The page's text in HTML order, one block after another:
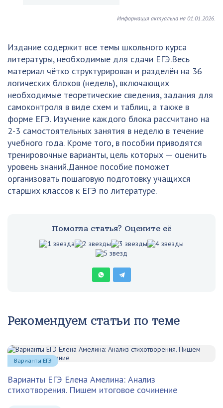
Информация актуальна на 01.01.2026.
Издание содержит все темы школьного курса
литературы, необходимые для сдачи ЕГЭ.Весь
материал чётко структурирован и разделён на 36
логических блоков (недель), включающих
необходимые теоретические сведения, задания для
самоконтроля в виде схем и таблиц, а также в
форме ЕГЭ. Изучение каждого блока рассчитано на
2-3 самостоятельных занятия в неделю в течение
учебного года. Кроме того, в пособии приводятся
тренировочные варианты, цель которых — оценить
уровень знаний.Данное пособие поможет
организовать пошаговую подготовку учащихся
старших классов к ЕГЭ по литературе.
Помогла статья? Оцените её
Рекомендуем статьи по теме
Варианты ЕГЭ Елена Амелина: Анализ
стихотворения. Пишем итоговое сочинение
Варианты ЕГЭ